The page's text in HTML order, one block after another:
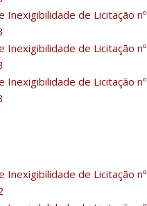
Inexigibilidade de Licitação nº
Inexigibilidade de Licitação nº
Inexigibilidade de Licitação nº
Inexigibilidade de Licitação nº